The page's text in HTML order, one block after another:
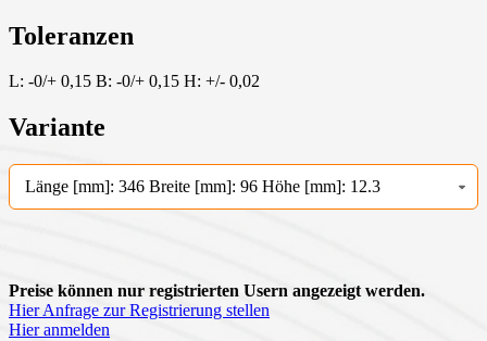
Toleranzen
L: -0/+ 0,15 B: -0/+ 0,15 H: +/- 0,02
Variante
Länge [mm]: 346 Breite [mm]: 96 Höhe [mm]: 12.3
Preise können nur registrierten Usern angezeigt werden.
Hier Anfrage zur Registrierung stellen
Hier anmelden